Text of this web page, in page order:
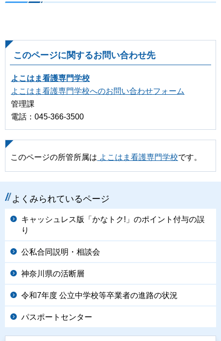
このページに関するお問い合わせ先
よこはま看護専門学校
よこはま看護専門学校へのお問い合わせフォーム
管理課
電話：045-366-3500
このページの所管所属は よこはま看護専門学校です。
よくみられているページ
キャッシュレス版「かなトク!」のポイント付与の誤
り
公私合同説明・相談会
神奈川県の活断層
令和7年度 公立中学校等卒業者の進路の状況
パスポートセンター